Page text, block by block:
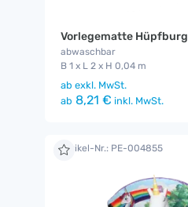
Vorlegematte Hüpfburg
abwaschbar
B 1 x L 2 x H 0,04 m
ab exkl. MwSt.
ab 8,21 € inkl. MwSt.
Artikel-Nr.: PE-004855